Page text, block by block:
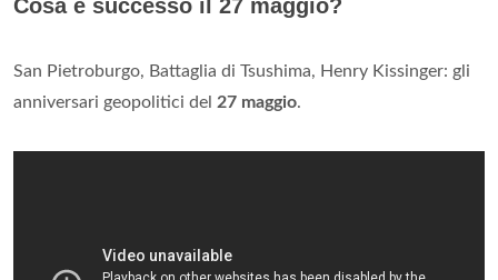
Cosa è successo il 27 maggio?
San Pietroburgo, Battaglia di Tsushima, Henry Kissinger: gli
anniversari geopolitici del 27 maggio.